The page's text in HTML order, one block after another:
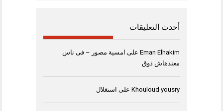
أحدث التعليقات
Eman Elhakim على امسية مصور – فى ناس
معندهاش ذوق
Khouloud yousry على استغلال